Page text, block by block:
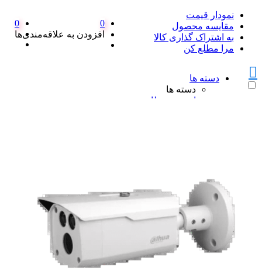
نمودار قیمت
مقایسه محصول
به اشتراک گذاری کالا
مرا مطلع کن
0
افزودن به علاقه‌مندی‌ها
0
دسته ها
دسته ها
امنیت و نظارت
دزدگیر سایلکس
دزدگیر سایلکس لایت SG8-LITE
دزدگیر سایلکس SG8 Q
دزدگیر فایروال
دزدگیر فایروال
دزدگیر فایروال F9